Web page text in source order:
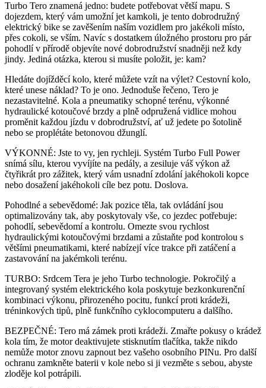
Turbo Tero znamená jedno: budete potřebovat větší mapu. S
dojezdem, který vám umožní jet kamkoli, je tento dobrodružný
elektrický bike se zavěšením naším vozidlem pro jakékoli místo,
přes cokoli, se vším. Navíc s dostatkem úložného prostoru pro pár
pohodlí v přírodě objevíte nové dobrodružství snadněji než kdy
jindy. Jediná otázka, kterou si musíte položit, je: kam?
Hledáte dojížděcí kolo, které můžete vzít na výlet? Cestovní kolo,
které unese náklad? To je ono. Jednoduše řečeno, Tero je
nezastavitelné. Kola a pneumatiky schopné terénu, výkonné
hydraulické kotoučové brzdy a plně odpružená vidlice mohou
proměnit každou jízdu v dobrodružství, ať už jedete po šotolině
nebo se proplétáte betonovou džunglí.
VÝKONNÉ: Jste to vy, jen rychleji. Systém Turbo Full Power
snímá sílu, kterou vyvíjíte na pedály, a zesiluje váš výkon až
čtyřikrát pro zážitek, který vám usnadní zdolání jakéhokoli kopce
nebo dosažení jakéhokoli cíle bez potu. Doslova.
Pohodlné a sebevědomé: Jak pozice těla, tak ovládání jsou
optimalizovány tak, aby poskytovaly vše, co jezdec potřebuje:
pohodlí, sebevědomí a kontrolu. Omezte svou rychlost
hydraulickými kotoučovými brzdami a zůstaňte pod kontrolou s
většími pneumatikami, které nabízejí více trakce při zatáčení a
zastavování na jakémkoli terénu.
TURBO: Srdcem Tera je jeho Turbo technologie. Pokročilý a
integrovaný systém elektrického kola poskytuje bezkonkurenční
kombinaci výkonu, přirozeného pocitu, funkcí proti krádeži,
tréninkových tipů, plně funkčního cyklocomputeru a dalšího.
BEZPEČNÉ: Tero má zámek proti krádeži. Zmařte pokusy o krádež
kola tím, že motor deaktivujete stisknutím tlačítka, takže nikdo
nemůže motor znovu zapnout bez vašeho osobního PINu. Pro další
ochranu zamkněte baterii v kole nebo si ji vezměte s sebou, abyste
zloděje kol potrápili.